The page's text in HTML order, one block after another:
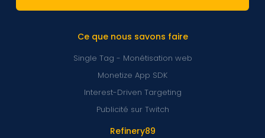
Refinery89
Ce que nous savons faire
Single Tag - Monétisation web
Monetize App SDK
Interest-Driven Targeting
Publicité sur Twitch